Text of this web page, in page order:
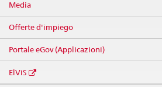
Media
Offerte d'impiego
Portale eGov (Applicazioni)
ElViS